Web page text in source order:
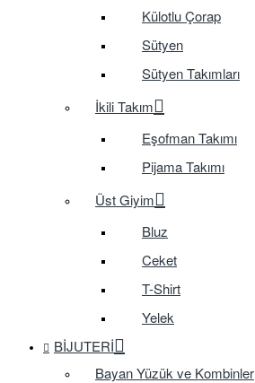
Külotlu Çorap
Sütyen
Sütyen Takımları
İkili Takım
Eşofman Takımı
Pijama Takımı
Üst Giyim
Bluz
Ceket
T-Shirt
Yelek
BIJUTERI
Bayan Yüzük ve Kombinler